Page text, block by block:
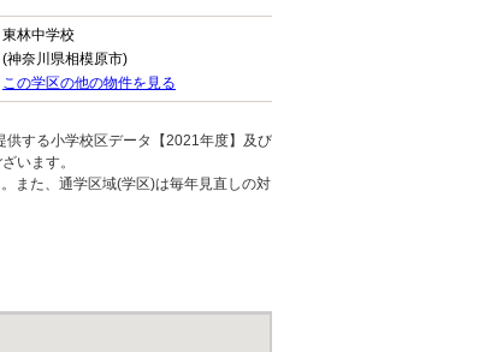
東林中学校
(神奈川県相模原市)
この学区の他の物件を見る
する小学校区データ【2021年度】及び
います。
また、通学区域(学区)は毎年見直しの対